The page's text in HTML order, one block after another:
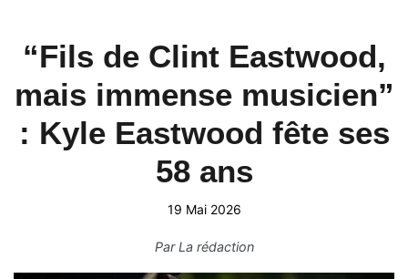
“Fils de Clint Eastwood,
mais immense musicien”
: Kyle Eastwood fête ses
58 ans
19 Mai 2026
ParLa rédaction